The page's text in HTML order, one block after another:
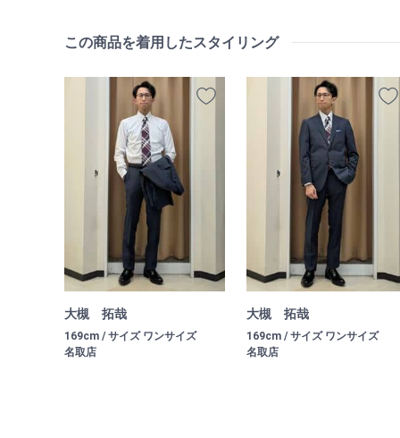
この商品を着用したスタイリング
大槻 拓哉
169cm / サイズ ワンサイズ
名取店
大槻 拓哉
169cm / サイズ ワンサイズ
名取店